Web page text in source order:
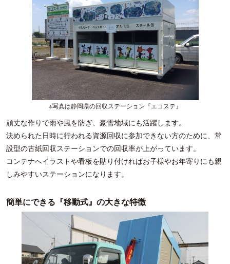
※写真は静岡県の回収ステーション『エコステ』
頑丈な作りで雨や風を防ぎ、豪雪地域にも活躍します。
決められた日時に行われる資源回収に参加できない方のために、常
設型の古紙回収ステーションでの回収率が上がっています。
コンテナへイラストや看板を貼り付ければお子様やお年寄りにも親
しみやすいステーションになります。
簡単にできる『移動式』の大きな特徴